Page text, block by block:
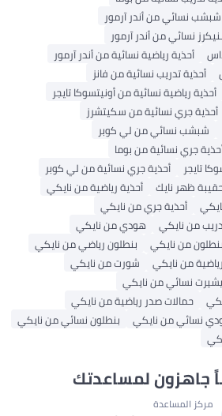
شبشب نسائي من أندر آرمور
نسائي من أندر آرمور
أحذية رياضية نسائية من أندر آرمور
أحذية تدريب نسائية من فانز
أحذية رياضية نسائية من أونيتسوكا تايجر
أحذية جري نسائية من سكيتشرز
شبشب نسائي من لي كوبر
جري نسائية من بوما
تايجر
أحذية جري نسائية من لي كوبر
ظهر نايك
أحذية رياضية من نايكي
أحذية جري من نايكي
من نايكي
هودي من نايكي
بنطلون من نايكي
بنطلون رياضي من نايكي
من نايكي
شورت من نايكي
نسائي من نايكي
حمالات صدر رياضية من نايكي
نسائي من نايكي
بنطلون نسائي من نايكي
جاهزون لمساعدتك
مركز المساعدة